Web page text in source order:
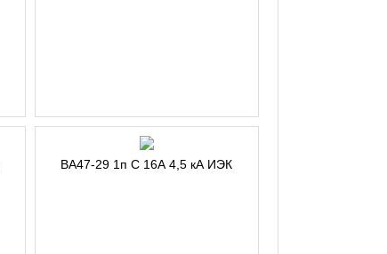
ВА47-29 1п С 16А 4,5 кА ИЭК